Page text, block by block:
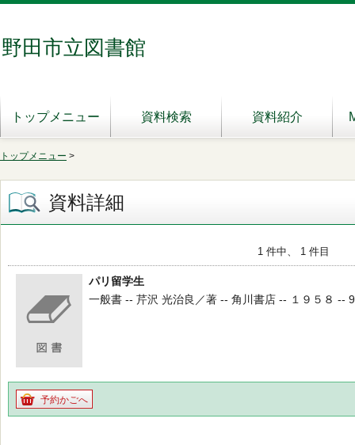
野田市立図書館
トップメニュー 資料検索 資料紹介
トップメニュー >
資料詳細
1 件中、 1 件目
パリ留学生
一般書 -- 芹沢 光治良／著 -- 角川書店 -- １９５８ --
予約かごへ